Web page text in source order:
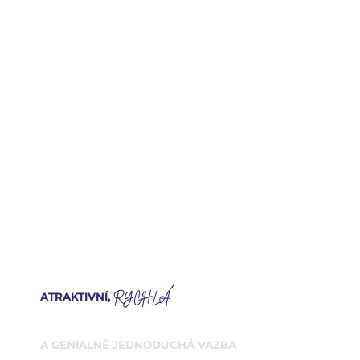
ATRAKTIVNÍ, RYCHLÁ
A GENIÁLNĚ JEDNODUCHÁ VAZBA